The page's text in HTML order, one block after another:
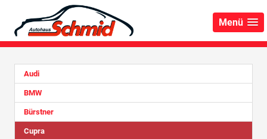
Menü
Audi
BMW
Bürstner
Cupra